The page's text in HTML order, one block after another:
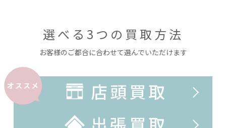
選べる3つの買取方法
お客様のご都合に合わせて選んでいただけます
オススメ
店頭買取